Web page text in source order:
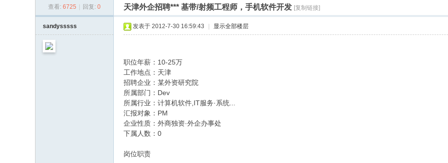
查看: 6725 回复: 0 天津外企招聘*** 基带/射频工程师，手机软件开发 [复制链接]
sandysssss 发表于 2012-7-30 16:59:43 显示全部楼层
职位年薪：10-25万
工作地点：天津
招聘企业：某外资研究院
所属部门：Dev
所属行业：计算机软件,IT服务·系统...
汇报对象：PM
企业性质：外商独资·外企办事处
下属人数：0
岗位职责